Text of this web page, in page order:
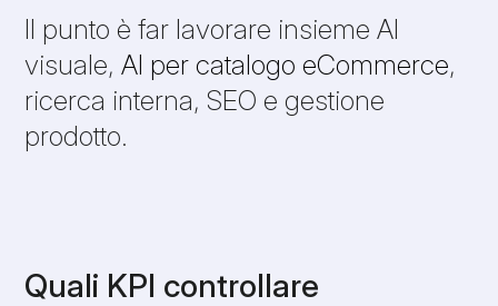
Il punto è far lavorare insieme AI
visuale,AI per catalogo eCommerce,
ricerca interna, SEO e gestione
prodotto.
Quali KPI controllare